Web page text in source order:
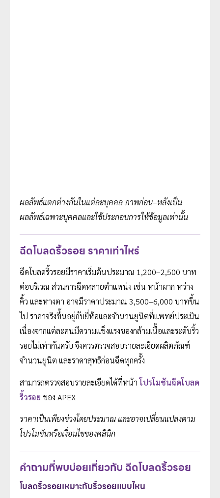
ผลลัพธ์แตกต่างกันในแต่ละบุคคล ภาพก่อน–หลังเป็น
ผลลัพธ์เฉพาะบุคคลและใช้ประกอบการให้ข้อมูลเท่านั้น
ฉีดโบลดริ้วรอย ราคาเท่าไหร่
ฉีดโบลดริ้วรอยมีราคาเริ่มต้นประมาณ 1,200–2,500 บาท
ต่อบริเวณ ส่วนการฉีดหลายตำแหน่ง เช่น หน้าผาก หว่าง
คิ้ว และหางตา อาจมีราคาประมาณ 3,500–6,000 บาทขึ้น
ไป ราคาจริงขึ้นอยู่กับยี่ห้อและจำนวนยูนิตที่แพทย์ประเมิน
เนื่องจากแต่ละคนมีความแข็งแรงของกล้ามเนื้อและระดับริ้ว
รอยไม่เท่ากันครับ จึงควรตรวจสอบรายละเอียดผลิตภัณฑ์
จำนวนยูนิต และราคาสุทธิก่อนฉีดทุกครั้ง
สามารถตรวจสอบรายละเอียดได้ที่หน้าโปรโมชันฉีดโบลด
ริ้วรอย ของ APEX
ราคาเป็นเพียงช่วงโดยประมาณ และอาจเปลี่ยนแปลงตาม
โปรโมชันหรือเงื่อนไขของคลินิก
คำถามที่พบบ่อยเกี่ยวกับ ฉีดโบลดริ้วรอย
โบลดริ้วรอยเหมาะกับริ้วรอยแบบไหน